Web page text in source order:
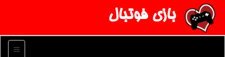
بازی فوتبال
منو